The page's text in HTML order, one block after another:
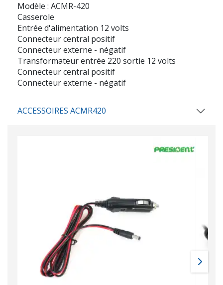
Modèle : ACMR-420
Casserole
Entrée d'alimentation 12 volts
Connecteur central positif
Connecteur externe - négatif
Transformateur entrée 220 sortie 12 volts
Connecteur central positif
Connecteur externe - négatif
ACCESSOIRES ACMR420